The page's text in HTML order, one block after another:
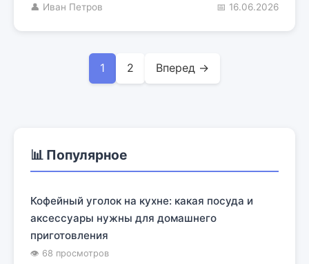
👤 Иван Петров 📅 16.06.2026
1 2 Вперед →
📊 Популярное
Кофейный уголок на кухне: какая посуда и
аксессуары нужны для домашнего
приготовления
👁 68 просмотров